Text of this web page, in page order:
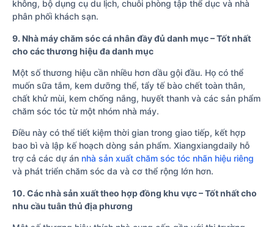
không, bộ dụng cụ du lịch, chuỗi phòng tập thể dục và nhà
phân phối khách sạn.
9. Nhà máy chăm sóc cá nhân đầy đủ danh mục – Tốt nhất
cho các thương hiệu đa danh mục
Một số thương hiệu cần nhiều hơn dầu gội đầu. Họ có thể
muốn sữa tắm, kem dưỡng thể, tẩy tế bào chết toàn thân,
chất khử mùi, kem chống nắng, huyết thanh và các sản phẩm
chăm sóc tóc từ một nhóm nhà máy.
Điều này có thể tiết kiệm thời gian trong giao tiếp, kết hợp
bao bì và lập kế hoạch dòng sản phẩm. Xiangxiangdaily hỗ
trợ cả các dự án nhà sản xuất chăm sóc tóc nhãn hiệu riêng
và phát triển chăm sóc da và cơ thể rộng lớn hơn.
10. Các nhà sản xuất theo hợp đồng khu vực – Tốt nhất cho
nhu cầu tuân thủ địa phương